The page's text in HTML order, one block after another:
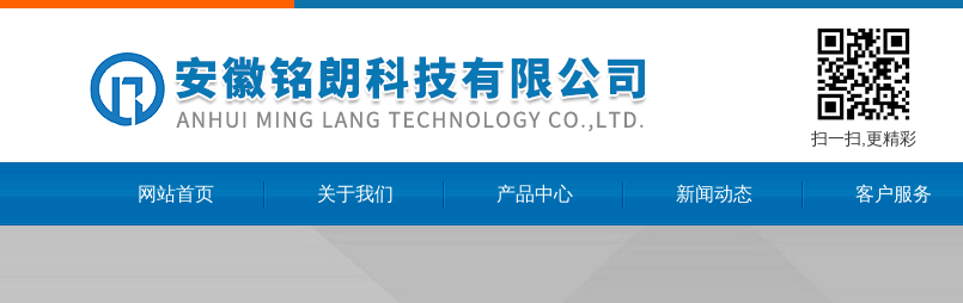
扫一扫,更精彩
网站首页 关于我们 产品中心 新闻动态 客户服务